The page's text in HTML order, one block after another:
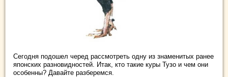
Сегодня подошел черед рассмотреть одну из знаменитых ранее
японских разновидностей. Итак, кто такие куры Тузо и чем они
особенны? Давайте разберемся.